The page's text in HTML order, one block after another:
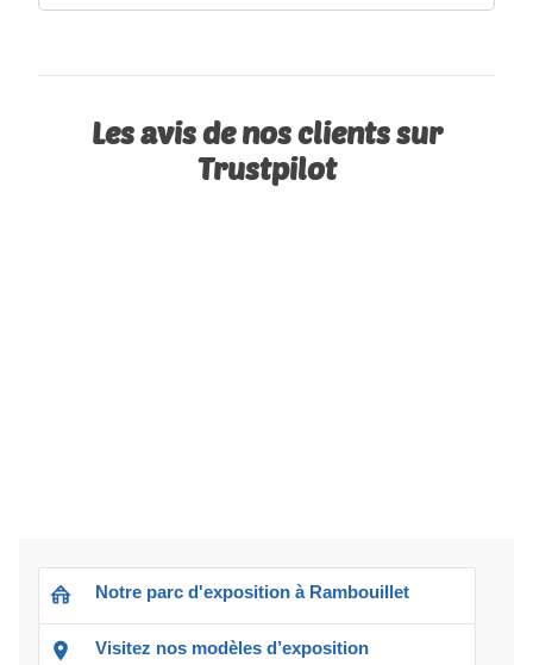
Les avis de nos clients sur
Trustpilot
Notre parc d'exposition à Rambouillet
Visitez nos modèles d’exposition